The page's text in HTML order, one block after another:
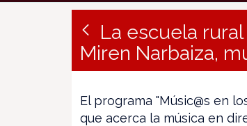
La escuela
Miren Narbaiza,
El programa "Músic@s en
que acerca la música en